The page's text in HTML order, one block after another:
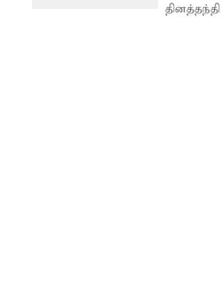
தினத்தந்தி